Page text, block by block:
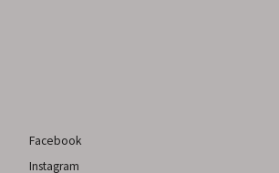
Facebook
Instagram